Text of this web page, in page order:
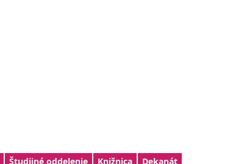
Študijné oddelenie Knižnica
Dekanát